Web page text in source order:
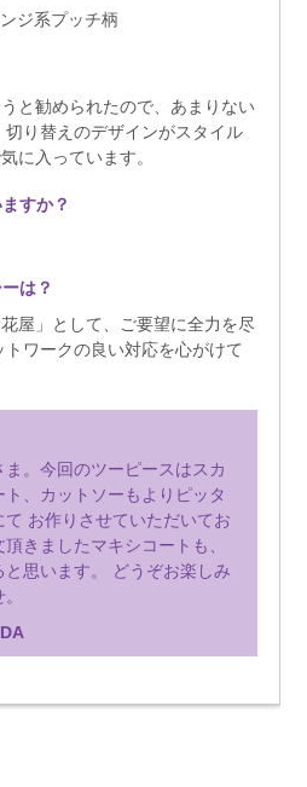
ジ系プッチ柄
と勧められたので、あまりない
り替えのデザインがスタイル
に入っています。
すか？
は？
屋」として、ご要望に全力を尽
ワークの良い対応を心がけて
。今回のツーピースはスカ
、カットソーもよりピッタ
て お作りさせていただいてお
きましたマキシコートも、
と思います。 どうぞお楽しみ